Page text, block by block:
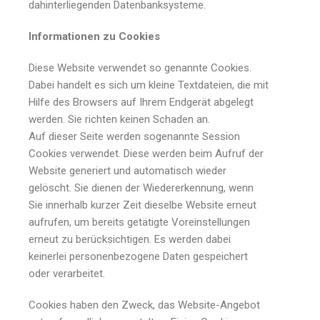
dahinterliegenden Datenbanksysteme.
Informationen zu Cookies
Diese Website verwendet so genannte Cookies.
Dabei handelt es sich um kleine Textdateien, die mit
Hilfe des Browsers auf Ihrem Endgerät abgelegt
werden. Sie richten keinen Schaden an.
Auf dieser Seite werden sogenannte Session
Cookies verwendet. Diese werden beim Aufruf der
Website generiert und automatisch wieder
gelöscht. Sie dienen der Wiedererkennung, wenn
Sie innerhalb kurzer Zeit dieselbe Website erneut
aufrufen, um bereits getätigte Voreinstellungen
erneut zu berücksichtigen. Es werden dabei
keinerlei personenbezogene Daten gespeichert
oder verarbeitet.
Cookies haben den Zweck, das Website-Angebot